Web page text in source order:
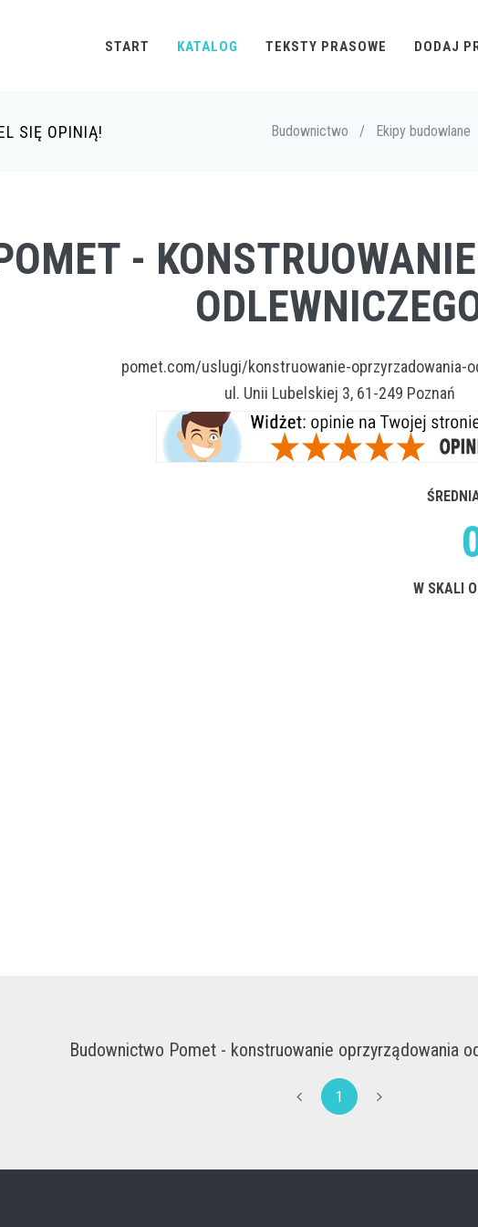
START KATALOG TEKSTY PRASOWE DODAJ
SIĘ OPINIĄ! Budownictwo / Ekipy budowlane
-
pomet.com/uslugi/konstruowanie-oprzyrzadowania-
ul. Unii Lubelskiej 3, 61-249 Poznań
W SKALI
Budownictwo Pomet - konstruowanie oprzyrządowania
1